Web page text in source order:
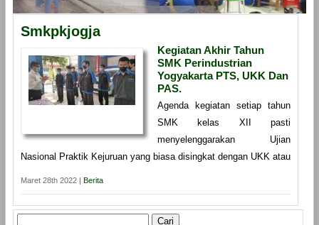
Smkpkjogja
Kegiatan Akhir Tahun
SMK Perindustrian
Yogyakarta PTS, UKK Dan
PAS.
Agenda kegiatan setiap tahun
SMK kelas XII pasti
menyelenggarakan Ujian
Nasional Praktik Kejuruan yang biasa disingkat dengan UKK atau
Maret 28th 2022 | Berita